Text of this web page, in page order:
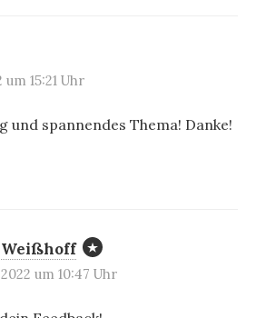
um 15:21 Uhr
und spannendes Thema! Danke!
Weißhoff
2022 um 10:47 Uhr